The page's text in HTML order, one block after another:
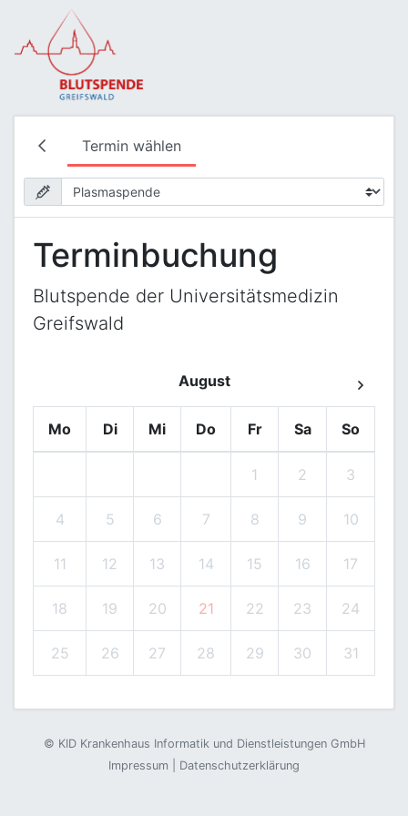
Termin wählen
Terminbuchung
Blutspende der Universitätsmedizin
Greifswald
August
Mo Di Mi Do Fr Sa So
1 2 3
4 5 6 7 8 9 10
11 12 13 14 15 16 17
18 19 20 21 22 23 24
25 26 27 28 29 30 31
© KID Krankenhaus Informatik und Dienstleistungen GmbH
Impressum
Datenschutzerklärung